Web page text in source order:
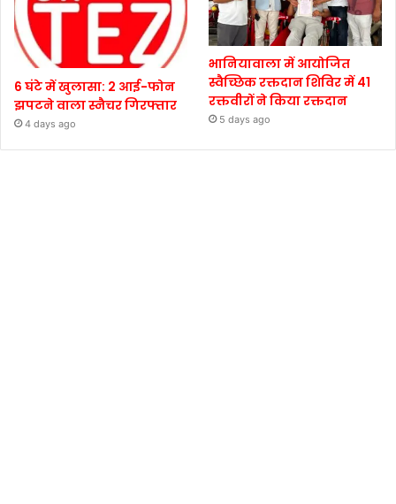
6 घंटे में खुलासा: 2 आई-फोन
झपटने वाला स्नैचर गिरफ्तार
4 days ago
भानियावाला में आयोजित
स्वैच्छिक रक्तदान शिविर में 41
रक्तवीरों ने किया रक्तदान
5 days ago